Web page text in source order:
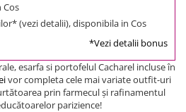
Cos
(vezi detalii), disponibila in Cos
*Vezi detalii bonus
esarfa si portofelul Cacharel incluse în
vor completa cele mai variate outfit-uri
prin farmecul şi rafinamentul
parizience!